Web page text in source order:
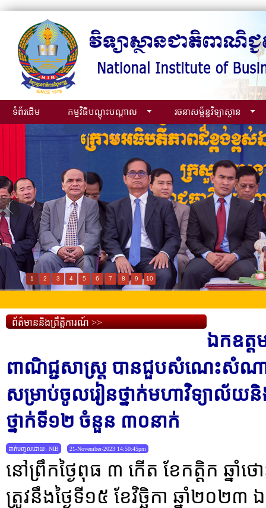
ទំព័រដើម កម្មវិធីបណ្ដុះបណ្ដាល រចនាសម្ព័ន្ធវិទ្យាស្ថាន
1 2 3 4 5 6 7 8 9 10
ព័ត៌មាននិងព្រឹត្តិការណ៍ >>
ឯកឧត្ត
ពាណិជ្ជសាស្រ្ត បានជួបសំណេះសំណ
សម្រាប់ចូលរៀនថ្នាក់មហាវិទ្យាល័យ
ថ្នាក់ទី១២ ចំនួន ៣០នាក់
ដាក់បញ្ចូលដោយ: NIB 21-November-2023 14:50:45pm
នៅព្រឹកថ្ងៃពុធ ៣ កើត ខែកត្តិក ឆ្ន
ត្រូវនឹងថ្ងៃទី១៥ ខែវិច្ឆិកា ឆ្នាំ២០២